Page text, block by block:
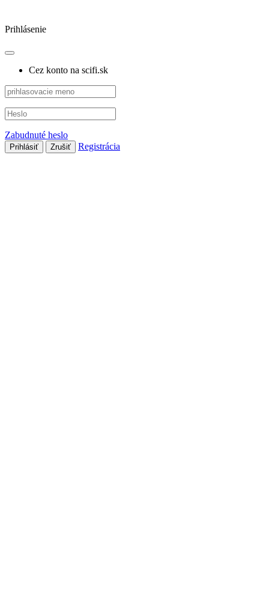
Prihlásenie
Cez konto na scifi.sk
Zabudnuté heslo
Prihlásiť Zrušiť Registrácia